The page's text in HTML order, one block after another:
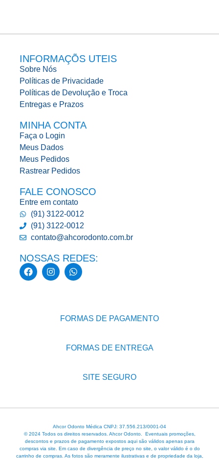
INFORMAÇÕS UTEIS
Sobre Nós
Políticas de Privacidade
Políticas de Devolução e Troca
Entregas e Prazos
MINHA CONTA
Faça o Login
Meus Dados
Meus Pedidos
Rastrear Pedidos
FALE CONOSCO
Entre em contato
(91) 3122-0012
(91) 3122-0012
contato@ahcorodonto.com.br
NOSSAS REDES:
FORMAS DE PAGAMENTO
FORMAS DE ENTREGA
SITE SEGURO
Ahcor Odonto Médica CNPJ: 37.556.213/0001-04
© 2024 Todos os direitos reservados. Ahcor Odonto. Eventuais promoções,
descontos e prazos de pagamento expostos aqui são válidos apenas para
compras via site. Em caso de divergência de preço no site, o valor válido é o do
carrinho de compras. As fotos são meramente ilustrativas e de propriedade da loja,